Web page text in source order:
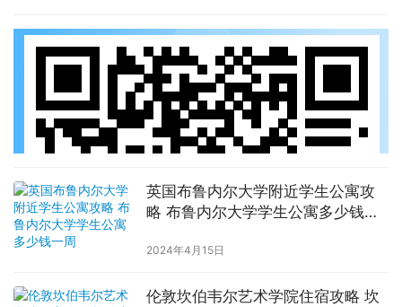
英国布鲁内尔大学附近学生公寓攻
略 布鲁内尔大学学生公寓多少钱一
2024年4月15日
伦敦坎伯韦尔艺术学院住宿攻略 坎